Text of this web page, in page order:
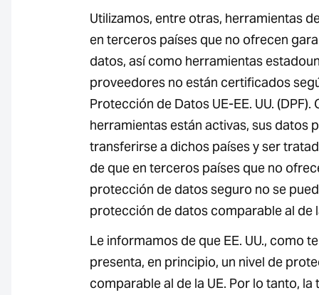
Utilizamos, entre otras, herramientas
en terceros países que no ofrecen
datos, así como herramientas
proveedores no están certificados
Protección de Datos UE-EE. UU. (DPF).
herramientas están activas, sus datos
transferirse a dichos países y ser
de que en terceros países que no
protección de datos seguro no se
protección de datos comparable al de
Le informamos de que EE. UU., como
presenta, en principio, un nivel de
comparable al de la UE. Por lo tanto,